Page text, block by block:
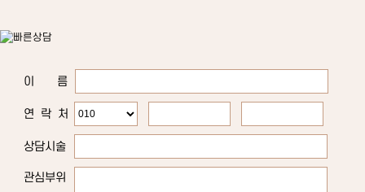
이 름
연 락 처
상담시술
관심부위